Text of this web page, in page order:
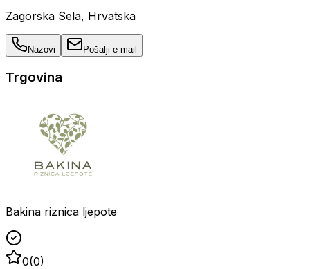
Zagorska Sela, Hrvatska
Nazovi Pošalji e-mail
Trgovina
Bakina riznica ljepote
0(0)